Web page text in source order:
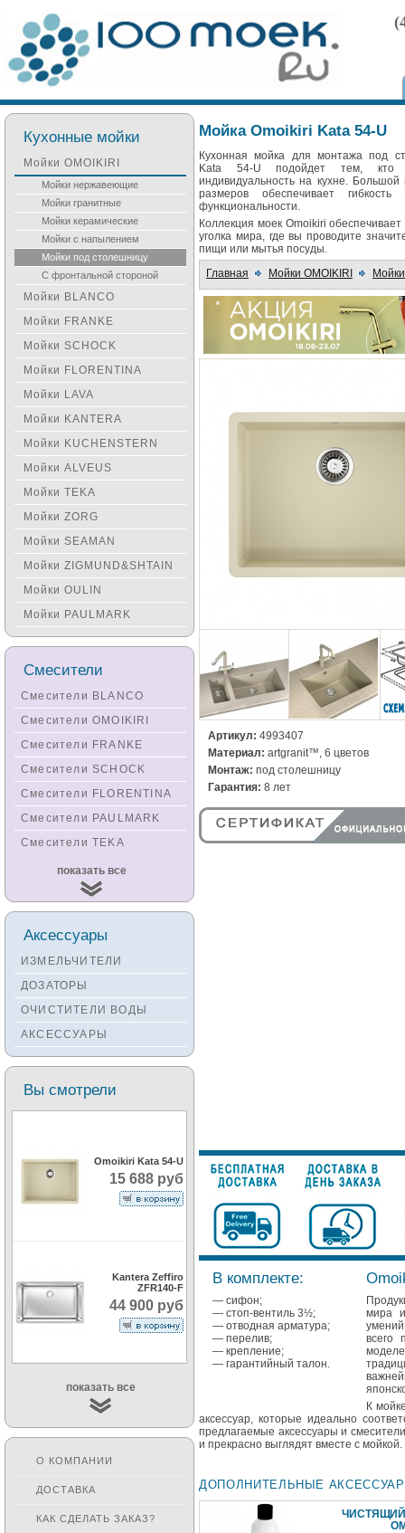
Мойка Omoikiri Kata 54-U
Кухонная мойка для монтажа под
Kata 54-U подойдет тем,
индивидуальность на кухне.
размеров обеспечивает
функциональности.
Коллекция моек Omoikiri
уголка мира, где вы проводите
пищи или мытья посуды.
Главная
Мойки OMOIKIRI
Артикул: 4993407
Материал: artgranit™, 6 цветов
Монтаж: под столешницу
Гарантия: 8 лет
В комплекте:
— сифон;
— стоп-вентиль 3½;
— отводная арматура;
— перелив;
— крепление;
— гарантийный талон.
мира
всего
К
аксессуар, которые идеально
предлагаемые аксессуары и
и прекрасно выглядят вместе с мойкой.
ДОПОЛНИТЕЛЬНЫЕ
ЧИСТЯЩИЙ
Кухонные мойки
Мойки OMOIKIRI
Мойки нержавеющие
Мойки гранитные
Мойки керамические
Мойки с напылением
Мойки под столешницу
С фронтальной стороной
Мойки BLANCO
Мойки FRANKE
Мойки SCHOCK
Мойки FLORENTINA
Мойки LAVA
Мойки KANTERA
Мойки KUCHENSTERN
Мойки ALVEUS
Мойки TEKA
Мойки ZORG
Мойки SEAMAN
Мойки ZIGMUND&SHTAIN
Мойки OULIN
Мойки PAULMARK
Смесители
Смесители BLANCO
Смесители OMOIKIRI
Смесители FRANKE
Смесители SCHOCK
Смесители FLORENTINA
Смесители PAULMARK
Смесители TEKA
Смесители
KUCHENSTERN
Смесители ZORG
Смесители KANTERA
Смесители SEAMAN
Смесители
Zigmund&Shtain
Смесители OULIN
Смесители под бронзу
показать все
Аксессуары
ИЗМЕЛЬЧИТЕЛИ
ДОЗАТОРЫ
ОЧИСТИТЕЛИ ВОДЫ
АКСЕССУАРЫ
Вы смотрели
Omoikiri Kata 54-U
15 688 руб
Kantera Zeffiro
ZFR140-F
44 900 руб
показать все
О КОМПАНИИ
ДОСТАВКА
КАК СДЕЛАТЬ ЗАКАЗ?